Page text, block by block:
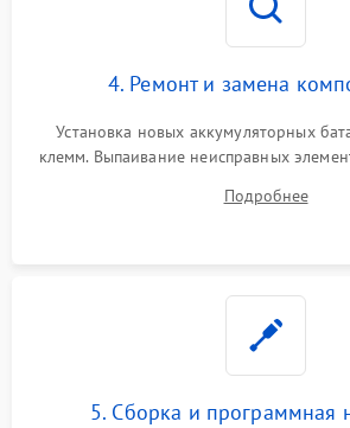
4. Ремонт и замена
Установка новых аккумуляторных
клемм. Выпаивание неисправных
цепи зарядки и монтаж новых
Восстановление поврежденных
Подробнее
5. Сборка и программная